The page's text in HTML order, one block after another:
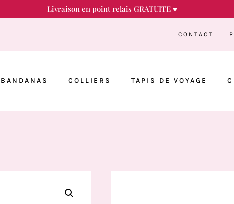
Livraison en point relais GRATUITE ♥
CONTACT
BANDANAS COLLIERS TAPIS DE VOYAGE